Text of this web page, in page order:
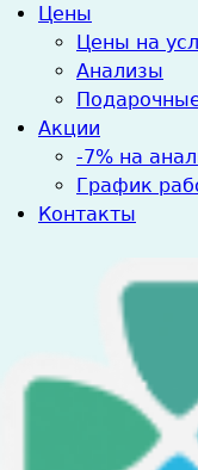
Цены
Цены на
Анализы
Акции
-7% на
График
Контакты